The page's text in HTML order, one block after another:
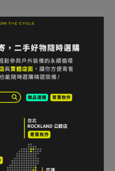
傷
常
疵但功能無虞
影響主要功能的瑕疵，請仔
可能有時間差。
不同可能略有差異。
誤差。
出貨時間可能延後 1–2 日。